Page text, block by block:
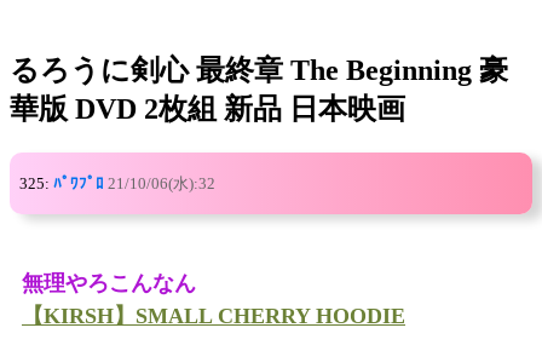
るろうに剣心 最終章 The Beginning 豪
華版 DVD 2枚組 新品 日本映画
325: ﾊﾟﾜﾌﾟﾛ 21/10/06(水):32
無理やろこんなん
【KIRSH】SMALL CHERRY HOODIE